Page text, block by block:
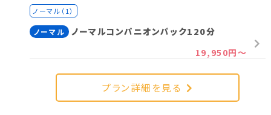
ノーマル（1）
ノーマル
ノーマルコンパニオンパック120分
19,950円～
プラン詳細を見る